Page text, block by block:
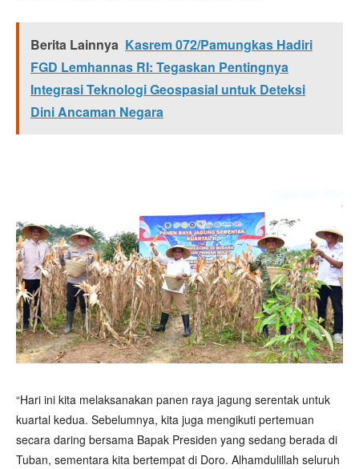
Berita Lainnya Kasrem 072/Pamungkas Hadiri
FGD Lemhannas RI: Tegaskan Pentingnya
Integrasi Teknologi Geospasial untuk Deteksi
Dini Ancaman Negara
“Hari ini kita melaksanakan panen raya jagung serentak untuk
kuartal kedua. Sebelumnya, kita juga mengikuti pertemuan
secara daring bersama Bapak Presiden yang sedang berada di
Tuban, sementara kita bertempat di Doro. Alhamdulillah seluruh